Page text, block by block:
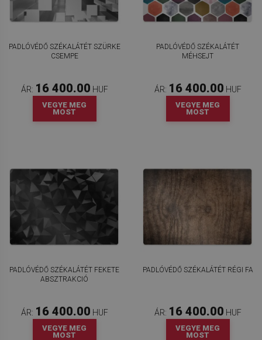
PADLÓVÉDŐ SZÉKALÁTÉT SZÜRKE
CSEMPE
ÁR: 16 400.00 HUF
VEGYE MEG
MOST
PADLÓVÉDŐ SZÉKALÁTÉT
MÉHSEJT
ÁR: 16 400.00 HUF
VEGYE MEG
MOST
PADLÓVÉDŐ SZÉKALÁTÉT FEKETE
ABSZTRAKCIÓ
ÁR: 16 400.00 HUF
VEGYE MEG
MOST
PADLÓVÉDŐ SZÉKALÁTÉT RÉGI FA
ÁR: 16 400.00 HUF
VEGYE MEG
MOST